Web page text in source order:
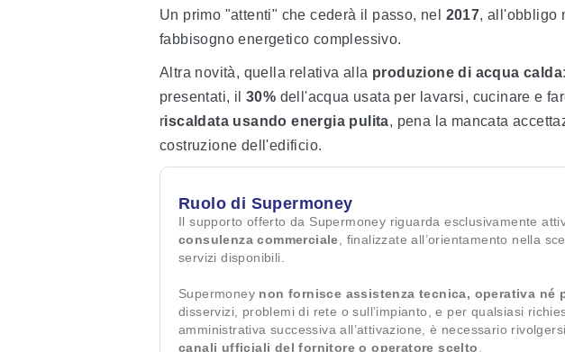
Un primo "attenti" che cederà il passo, nel 2017, all'obbligo
fabbisogno energetico complessivo.
Altra novità, quella relativa alla produzione di acqua calda
presentati, il30% dell'acqua usata per lavarsi, cucinare e
riscaldata usando energia pulita, pena la mancata
costruzione dell'edificio.
Ruolo di Supermoney
Il supporto offerto da Supermoney riguarda esclusivamente
consulenza commerciale, finalizzate all’orientamento nella
servizi disponibili.
Supermoney non fornisce assistenza tecnica, operativa né
disservizi, problemi di rete o sull’impianto, e per qualsiasi
amministrativa successiva all’attivazione, è necessario rivolgersi
canali ufficiali del fornitore o operatore scelto.